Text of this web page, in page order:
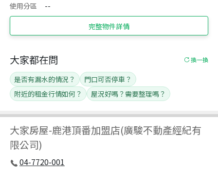
使用分區
--
完整物件詳情
大家房屋-鹿港頂番加盟店(廣駿不動產經紀有
限公司)
04-7720-001
大家都在問 換一換
是否有漏水的情況？
門口可否停車？
附近的租金行情如何？
屋況好嗎？需要整理嗎？